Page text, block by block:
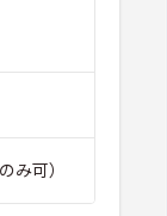
可）